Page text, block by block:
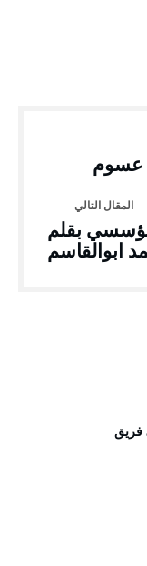
عسوم
بقلم
ابوالقاسم